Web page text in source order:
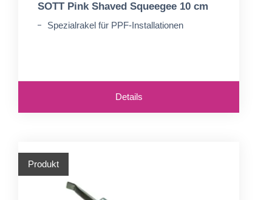
SOTT Pink Shaved Squeegee 10 cm
Spezialrakel für PPF-Installationen
Details
Produkt